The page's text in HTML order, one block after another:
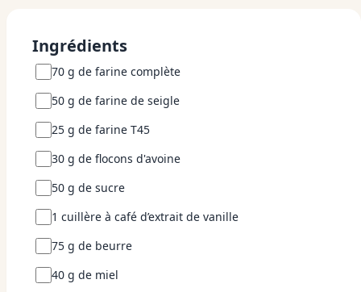
Ingrédients
70 g de farine complète
50 g de farine de seigle
25 g de farine T45
30 g de flocons d'avoine
50 g de sucre
1 cuillère à café d’extrait de vanille
75 g de beurre
40 g de miel